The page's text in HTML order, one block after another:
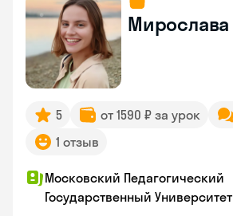
Мирослава
5 от 1590 ₽ за урок
1 отзыв
Московский Педагогический
Государственный Университет